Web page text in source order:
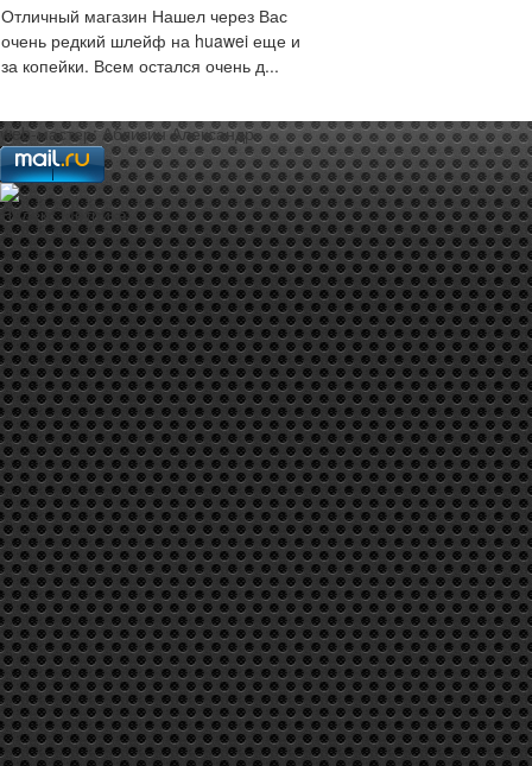
Отличный магазин Нашел через Вас
очень редкий шлейф на huawei еще и
за копейки. Всем остался очень д...
web-мастер:Аблизин Александр